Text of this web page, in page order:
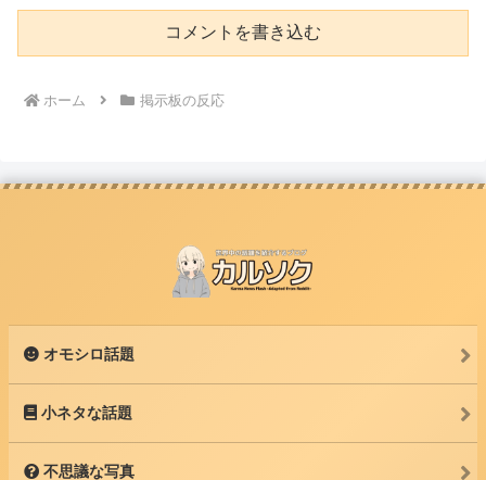
コメントを書き込む
ホーム 掲示板の反応
オモシロ話題
小ネタな話題
不思議な写真